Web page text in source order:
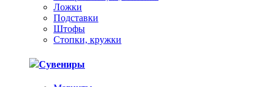
Ложки
Подставки
Штофы
Стопки, кружки
Сувениры